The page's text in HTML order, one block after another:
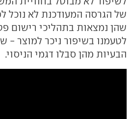
של הגרסה המעודכנת לא נוכל
שהן נמצאות בתהליכי רישום
לטעמנו בשיפור ניכר למוצר -
הבעיות מהן סבלו דגמי הניסוי.